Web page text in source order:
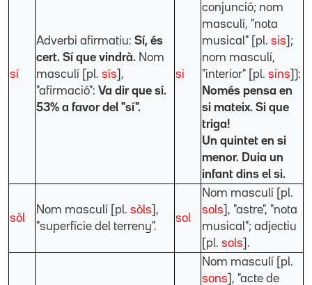
sí
Adverbi afirmatiu: Sí, és
cert. Sí que vindrà. Nom
masculí [pl. sís ],
"afirmació": Va dir que sí.
53% a favor del "sí".
si
conjunció; nom
masculí, "nota
musical" [pl. sis ];
nom masculí,
"interior" [pl. sins ]):
Només pensa en
si mateix. Si que
triga!
Un quintet en si
menor. Duia un
infant dins el si.
sòl
Nom masculí [pl. sòls ],
"superfície del terreny".
sol
Nom masculí [pl.
sols ], "astre", "nota
musical"; adjectiu
[pl. sols ].
Nom masculí [pl.
sons ], "acte de